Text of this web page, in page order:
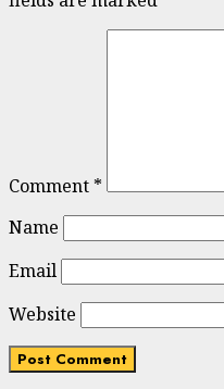
Comment *
Name
Email
Website